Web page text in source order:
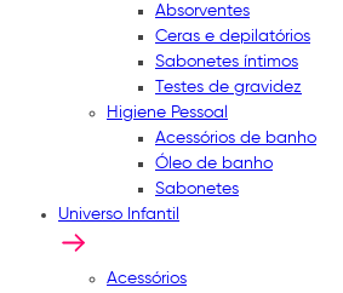
Absorventes
Ceras e depilatórios
Sabonetes íntimos
Testes de gravidez
Higiene Pessoal
Acessórios de banho
Óleo de banho
Sabonetes
Universo Infantil
Acessórios